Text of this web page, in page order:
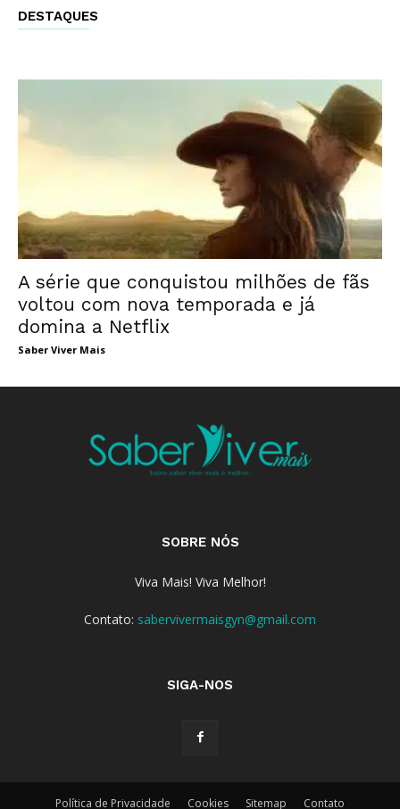
DESTAQUES
A série que conquistou milhões de fãs
voltou com nova temporada e já
domina a Netflix
Saber Viver Mais
SOBRE NÓS
Viva Mais! Viva Melhor!
Contato: sabervivermaisgyn@gmail.com
SIGA-NOS
Política de Privacidade Cookies Sitemap Contato